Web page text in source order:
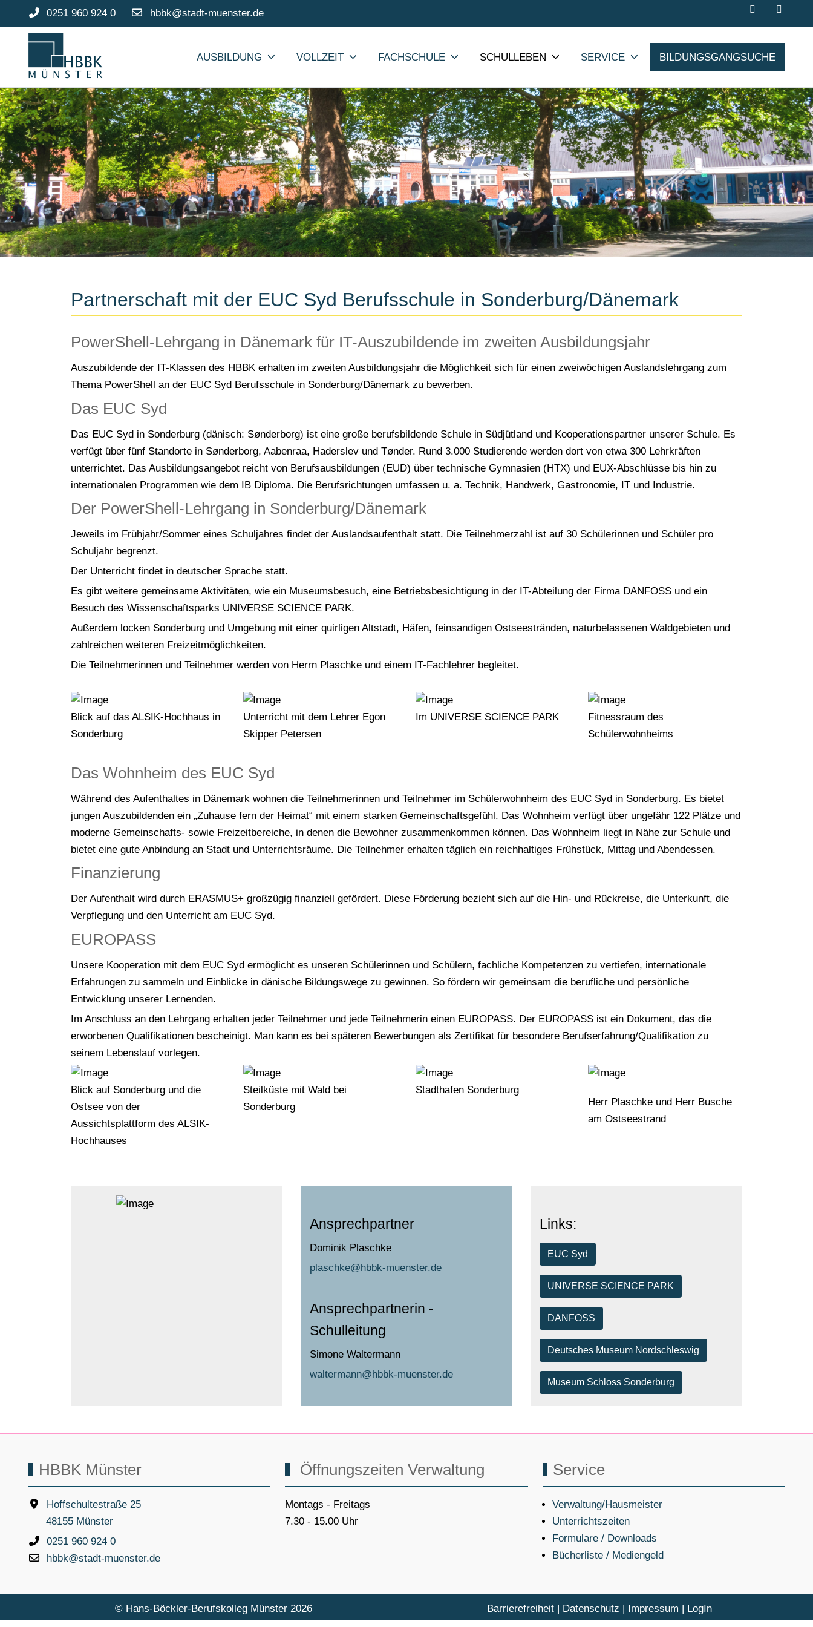
0251 960 924 0 hbbk@stadt-muenster.de
AUSBILDUNG VOLLZEIT FACHSCHULE SCHULLEBEN SERVICE BILDUNGSGANGSUCHE
Partnerschaft mit der EUC Syd Berufsschule in Sonderburg/Dänemark
PowerShell-Lehrgang in Dänemark für IT-Auszubildende im zweiten Ausbildungsjahr
Auszubildende der IT-Klassen des HBBK erhalten im zweiten Ausbildungsjahr die Möglichkeit sich für einen zweiwöchigen Auslandslehrgang zum
Thema PowerShell an der EUC Syd Berufsschule in Sonderburg/Dänemark zu bewerben.
Das EUC Syd
Das EUC Syd in Sonderburg (dänisch: Sønderborg) ist eine große berufsbildende Schule in Südjütland und Kooperationspartner unserer Schule. Es
verfügt über fünf Standorte in Sønderborg, Aabenraa, Haderslev und Tønder. Rund 3.000 Studierende werden dort von etwa 300 Lehrkräften
unterrichtet. Das Ausbildungsangebot reicht von Berufsausbildungen (EUD) über technische Gymnasien (HTX) und EUX-Abschlüsse bis hin zu
internationalen Programmen wie dem IB Diploma. Die Berufsrichtungen umfassen u. a. Technik, Handwerk, Gastronomie, IT und Industrie.
Der PowerShell-Lehrgang in Sonderburg/Dänemark
Jeweils im Frühjahr/Sommer eines Schuljahres findet der Auslandsaufenthalt statt. Die Teilnehmerzahl ist auf 30 Schülerinnen und Schüler pro
Schuljahr begrenzt.
Der Unterricht findet in deutscher Sprache statt.
Es gibt weitere gemeinsame Aktivitäten, wie ein Museumsbesuch, eine Betriebsbesichtigung in der IT-Abteilung der Firma DANFOSS und ein
Besuch des Wissenschaftsparks UNIVERSE SCIENCE PARK.
Außerdem locken Sonderburg und Umgebung mit einer quirligen Altstadt, Häfen, feinsandigen Ostseestränden, naturbelassenen Waldgebieten und
zahlreichen weiteren Freizeitmöglichkeiten.
Die Teilnehmerinnen und Teilnehmer werden von Herrn Plaschke und einem IT-Fachlehrer begleitet.
Blick auf das ALSIK-Hochhaus in
Sonderburg
Unterricht mit dem Lehrer Egon
Skipper Petersen
Im UNIVERSE SCIENCE PARK
Fitnessraum des
Schülerwohnheims
Das Wohnheim des EUC Syd
Während des Aufenthaltes in Dänemark wohnen die Teilnehmerinnen und Teilnehmer im Schülerwohnheim des EUC Syd in Sonderburg. Es bietet
jungen Auszubildenden ein „Zuhause fern der Heimat“ mit einem starken Gemeinschaftsgefühl. Das Wohnheim verfügt über ungefähr 122 Plätze und
moderne Gemeinschafts- sowie Freizeitbereiche, in denen die Bewohner zusammenkommen können. Das Wohnheim liegt in Nähe zur Schule und
bietet eine gute Anbindung an Stadt und Unterrichtsräume. Die Teilnehmer erhalten täglich ein reichhaltiges Frühstück, Mittag und Abendessen.
Finanzierung
Der Aufenthalt wird durch ERASMUS+ großzügig finanziell gefördert. Diese Förderung bezieht sich auf die Hin- und Rückreise, die Unterkunft, die
Verpflegung und den Unterricht am EUC Syd.
EUROPASS
Unsere Kooperation mit dem EUC Syd ermöglicht es unseren Schülerinnen und Schülern, fachliche Kompetenzen zu vertiefen, internationale
Erfahrungen zu sammeln und Einblicke in dänische Bildungswege zu gewinnen. So fördern wir gemeinsam die berufliche und persönliche
Entwicklung unserer Lernenden.
Im Anschluss an den Lehrgang erhalten jeder Teilnehmer und jede Teilnehmerin einen EUROPASS. Der EUROPASS ist ein Dokument, das die
erworbenen Qualifikationen bescheinigt. Man kann es bei späteren Bewerbungen als Zertifikat für besondere Berufserfahrung/Qualifikation zu
seinem Lebenslauf vorlegen.
Blick auf Sonderburg und die
Ostsee von der
Aussichtsplattform des ALSIK-
Hochhauses
Steilküste mit Wald bei
Sonderburg
Stadthafen Sonderburg
Herr Plaschke und Herr Busche
am Ostseestrand
Ansprechpartner
Dominik Plaschke
plaschke@hbbk-muenster.de
Ansprechpartnerin -
Schulleitung
Simone Waltermann
waltermann@hbbk-muenster.de
Links:
EUC Syd
UNIVERSE SCIENCE PARK
DANFOSS
Deutsches Museum Nordschleswig
Museum Schloss Sonderburg
HBBK Münster
Hoffschultestraße 25
48155 Münster
0251 960 924 0
hbbk@stadt-muenster.de
Öffnungszeiten Verwaltung
Montags - Freitags
7.30 - 15.00 Uhr
Service
Verwaltung/Hausmeister
Unterrichtszeiten
Formulare / Downloads
Bücherliste / Mediengeld
© Hans-Böckler-Berufskolleg Münster 2026 Barrierefreiheit | Datenschutz | Impressum | LogIn